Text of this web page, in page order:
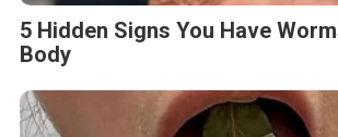
5 Hidden Signs You Have
Body